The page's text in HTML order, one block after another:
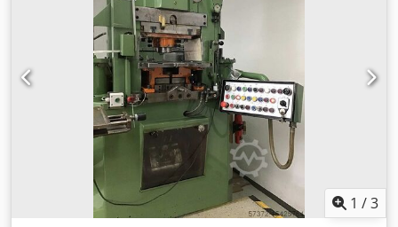
5980 mm Gewicht: 125 t.
1 /3